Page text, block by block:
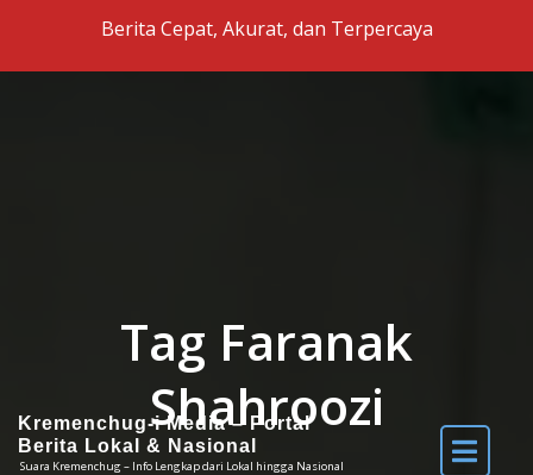
Skip to the contentBerita Cepat, Akurat, dan Terpercaya
Kremenchug-i Media – Portal
Berita Lokal & Nasional
Suara Kremenchug – Info Lengkap dari Lokal hingga Nasional
Tag Faranak
Shahroozi